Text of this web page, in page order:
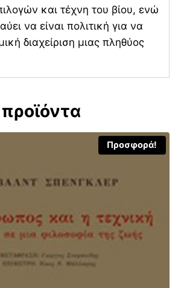
και τέχνη του βίου, ενώ
να είναι πολιτική για να
διαχείριση μιας πληθύος
Προσφορά!